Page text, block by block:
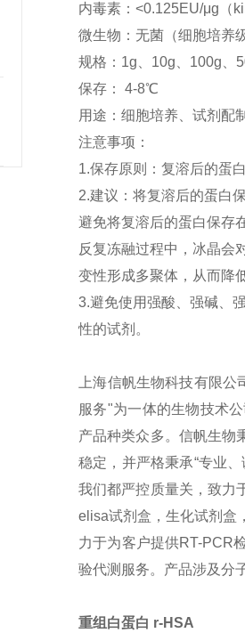
内毒素：<0.125EU/μg（
微生物：无菌（细胞培养
规格：1g、10g、100g、
保存： 4-8℃
用途：细胞培养、试剂配
注意事项：
1.保存原则：复溶后的蛋
2.建议：将复溶后的蛋白
避免将复溶后的蛋白保存
反复冻融过程中，冰晶会
变性形成多聚体，从而降
3.避免使用强酸、强碱、
性的试剂。
上海信帆生物科技有限
服务"为一体的生物技术
产品种类众多。信帆生物
稳定，并严格秉承“专业
我们都严控质量关，致力
elisa试剂盒，生化试剂盒
力于为客户提供RT-PCR
验代测服务。产品涉及分
重组白蛋白 r-HSA